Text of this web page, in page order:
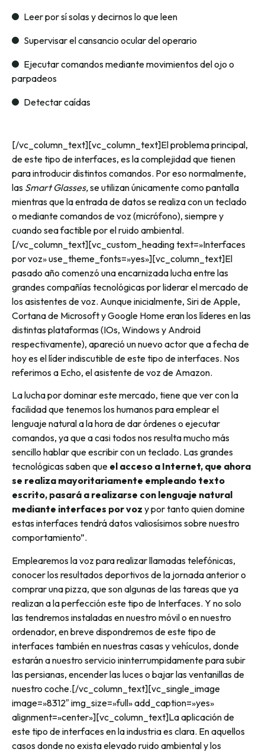
Leer por sí solas y decirnos lo que leen
Supervisar el cansancio ocular del operario
Ejecutar comandos mediante movimientos del ojo o
parpadeos
Detectar caídas
[/vc_column_text][vc_column_text]El problema principal,
de este tipo de interfaces, es la complejidad que tienen
para introducir distintos comandos. Por eso normalmente,
las Smart Glasses,se utilizan únicamente como pantalla
mientras que la entrada de datos se realiza con un teclado
o mediante comandos de voz (micrófono), siempre y
cuando sea factible por el ruido ambiental.
[/vc_column_text][vc_custom_heading text=»Interfaces
por voz» use_theme_fonts=»yes»][vc_column_text]El
pasado año comenzó una encarnizada lucha entre las
grandes compañías tecnológicas por liderar el mercado de
los asistentes de voz. Aunque inicialmente, Siri de Apple,
Cortana de Microsoft y Google Home eran los líderes en las
distintas plataformas (IOs, Windows y Android
respectivamente), apareció un nuevo actor que a fecha de
hoy es el líder indiscutible de este tipo de interfaces. Nos
referimos a Echo, el asistente de voz de Amazon.
La lucha por dominar este mercado, tiene que ver con la
facilidad que tenemos los humanos para emplear el
lenguaje natural a la hora de dar órdenes o ejecutar
comandos, ya que a casi todos nos resulta mucho más
sencillo hablar que escribir con un teclado. Las grandes
tecnológicas saben que el acceso a Internet, que ahora
se realiza mayoritariamente empleando texto
escrito, pasará a realizarse con lenguaje natural
mediante interfaces por voz y por tanto quien domine
estas interfaces tendrá datos valiosísimos sobre nuestro
comportamiento”.
Emplearemos la voz para realizar llamadas telefónicas,
conocer los resultados deportivos de la jornada anterior o
comprar una pizza, que son algunas de las tareas que ya
realizan a la perfección este tipo de Interfaces. Y no solo
las tendremos instaladas en nuestro móvil o en nuestro
ordenador, en breve dispondremos de este tipo de
interfaces también en nuestras casas y vehículos, donde
estarán a nuestro servicio ininterrumpidamente para subir
las persianas, encender las luces o bajar las ventanillas de
nuestro coche.[/vc_column_text][vc_single_image
image=»8312″ img_size=»full» add_caption=»yes»
alignment=»center»][vc_column_text]La aplicación de
este tipo de interfaces en la industria es clara. En aquellos
casos donde no exista elevado ruido ambiental y los